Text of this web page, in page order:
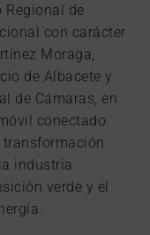
Regional de
con carácter
Moraga,
de Albacete y
de Cámaras, en
conectado.
industria
verde y el